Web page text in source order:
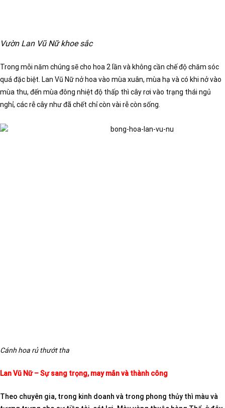
Vườn Lan Vũ Nữ khoe sắc
Trong mỗi năm chúng sẽ cho hoa 2 lần và không cần chế độ chăm sóc
quá đặc biệt. Lan Vũ Nữ nở hoa vào mùa xuân, mùa hạ và có khi nở vào
mùa thu, đến mùa đông nhiệt độ thấp thì cây rơi vào trạng thái ngủ
nghỉ, các rễ cây như đã chết chỉ còn vài rễ còn sống.
Cánh hoa rủ thướt tha
Lan Vũ Nữ – Sự sang trọng, may mắn và thành công
Theo chuyên gia, trong kinh doanh và trong phong thủy thì màu và